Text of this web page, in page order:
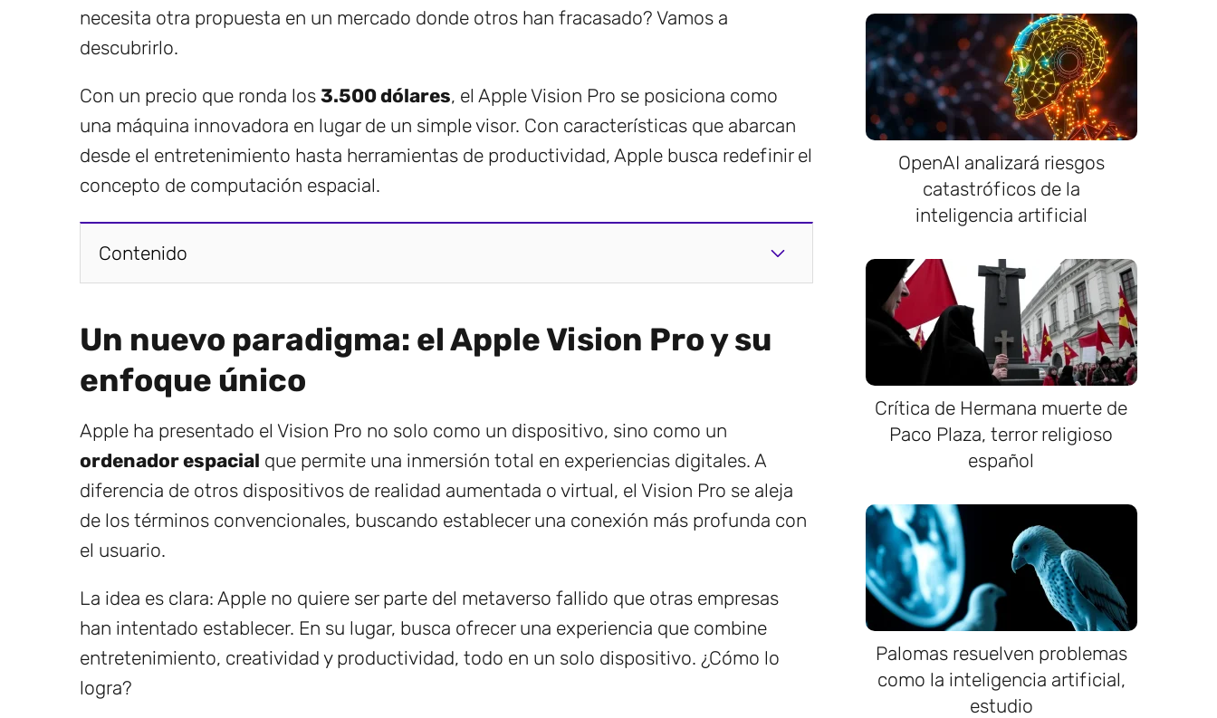
necesita otra propuesta en un mercado donde otros han fracasado? Vamos a
descubrirlo.
Con un precio que ronda los 3.500 dólares, el Apple Vision Pro se posiciona como
una máquina innovadora en lugar de un simple visor. Con características que abarcan
desde el entretenimiento hasta herramientas de productividad, Apple busca redefinir el
concepto de computación espacial.
Contenido
Un nuevo paradigma: el Apple Vision Pro y su
enfoque único
Apple ha presentado el Vision Pro no solo como un dispositivo, sino como un
ordenador espacial que permite una inmersión total en experiencias digitales. A
diferencia de otros dispositivos de realidad aumentada o virtual, el Vision Pro se aleja
de los términos convencionales, buscando establecer una conexión más profunda con
el usuario.
La idea es clara: Apple no quiere ser parte del metaverso fallido que otras empresas
han intentado establecer. En su lugar, busca ofrecer una experiencia que combine
entretenimiento, creatividad y productividad, todo en un solo dispositivo. ¿Cómo lo
logra?
OpenAI analizará riesgos
catastróficos de la
inteligencia artificial
Crítica de Hermana muerte de
Paco Plaza, terror religioso
español
Palomas resuelven problemas
como la inteligencia artificial,
estudio